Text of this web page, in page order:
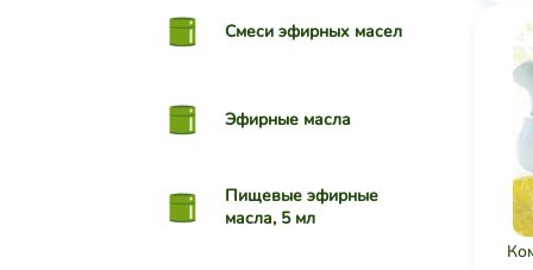
Смеси эфирных масел
Эфирные масла
Пищевые эфирные
масла, 5 мл